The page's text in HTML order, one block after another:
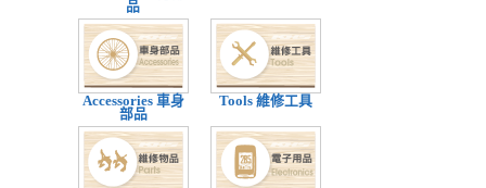
品
Accessories 車身
部品
Tools 維修工具